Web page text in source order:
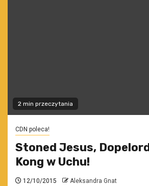
2 min przeczytania
CDN poleca!
Stoned Jesus,
Kong w Uchu!
12/10/2015 Aleksandra Gnat